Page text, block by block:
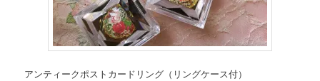
アンティークポストカードリング（リングケース付）